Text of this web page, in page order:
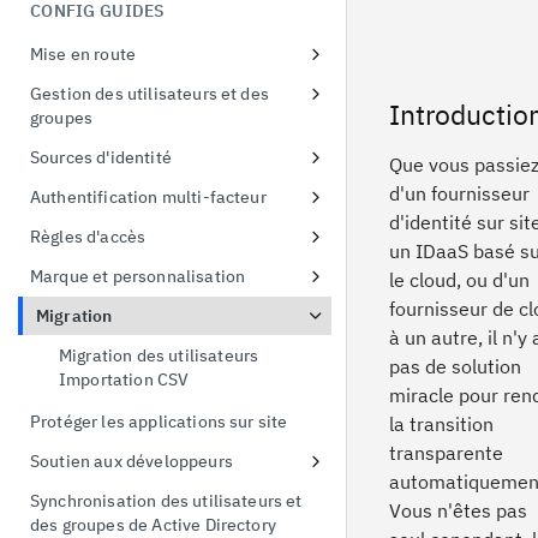
menaces liées à l'identité
Démonstration de la preuve de
CONFIG GUIDES
Mise en route
S'inscrire à un essai gratuit
Premier accès à l'instance d'essai
Connecter un exemple
d'application
Connexion à Active Directory
Gestion des utilisateurs et des
groupes
Configurer les politiques de mot
Sources d'identité
Utiliser les fournisseurs sociaux
Liaison d'identité
Connexion à Active Directory
Authentification multi-facteur
Inscription en ligne à l'AMF
Protéger Linux OS avec MFA
Activer l'AMF pour les
applications
Règles d'accès
Appliquer des politiques d'accès
à l'interface utilisateur
Politique d'accès par défaut
Marque et personnalisation
Gestion des thèmes
Remplacement de la feuille de
style
Gestion des modèles
Marquage des pages en ligne de
l'AMF
Authentification simplifiée par
Migration
Migration des utilisateurs
Importation CSV
Protéger les applications sur site
Soutien aux développeurs
Ajouter un portail pour les
développeurs
Synchronisation des utilisateurs et
des groupes de Active Directory
Que vous passiez
d'un fournisseur
d'identité sur
un IDaaS basé
le cloud, ou d'un
fournisseur de
à un autre, il n'y
pas de solution
miracle pour
la transition
transparente
Vous n'êtes pas